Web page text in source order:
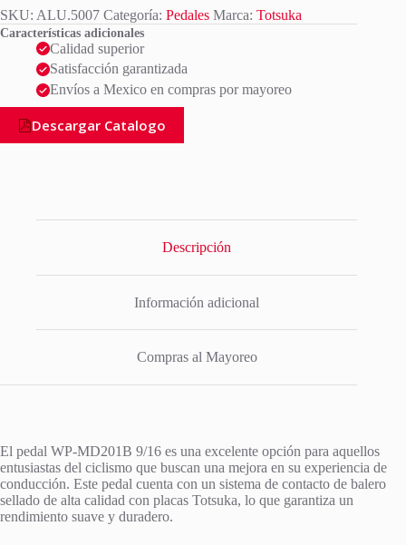
SKU: ALU.5007 Categoría: Pedales Marca: Totsuka
Características adicionales
Calidad superior
Satisfacción garantizada
Envíos a Mexico en compras por mayoreo
Descargar Catalogo
Descripción
Información adicional
Compras al Mayoreo
El pedal WP-MD201B 9/16 es una excelente opción para aquellos
entusiastas del ciclismo que buscan una mejora en su experiencia de
conducción. Este pedal cuenta con un sistema de contacto de balero
sellado de alta calidad con placas Totsuka, lo que garantiza un
rendimiento suave y duradero.